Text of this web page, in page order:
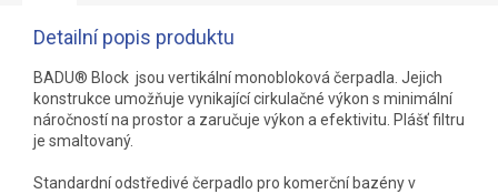
Detailní popis produktu
BADU® Block jsou vertikální monoblokováčerpadla. Jejich
konstrukce umožňuje vynikající cirkulačné výkon s minimální
náročností na prostor a zaručuje výkon a efektivitu. Plášť filtru
je smaltovaný.
Standardní odstředivé čerpadlo pro komerční bazény v